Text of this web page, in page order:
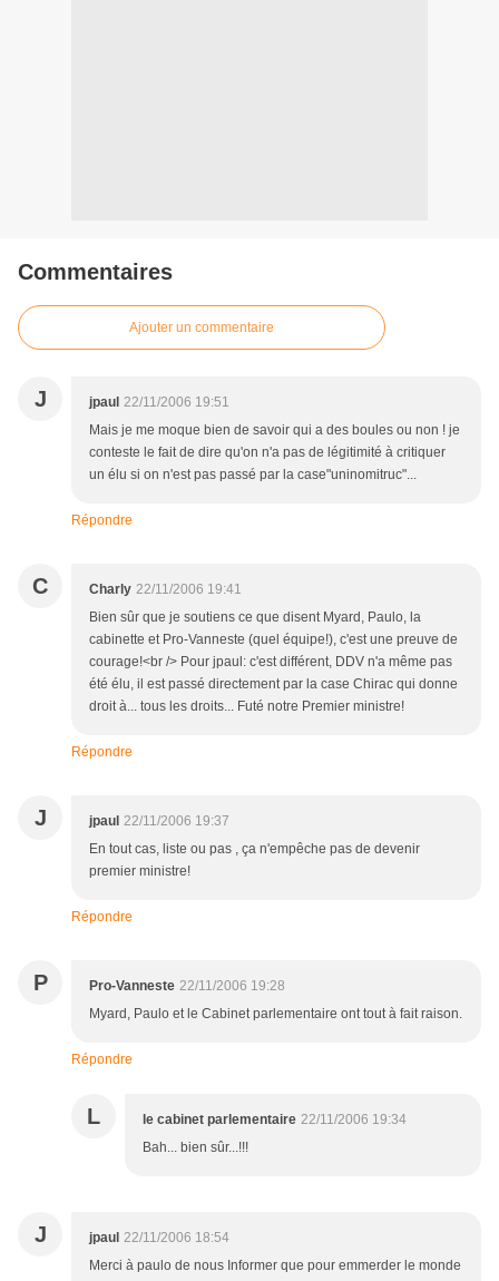
Commentaires
Ajouter un commentaire
J jpaul 22/11/2006 19:51
Mais je me moque bien de savoir qui a des boules ou non ! je
conteste le fait de dire qu'on n'a pas de légitimité à critiquer
un élu si on n'est pas passé par la case"uninomitruc"...
Répondre
C Charly 22/11/2006 19:41
Bien sûr que je soutiens ce que disent Myard, Paulo, la
cabinette et Pro-Vanneste (quel équipe!), c'est une preuve de
courage!<br /> Pour jpaul: c'est différent, DDV n'a même pas
été élu, il est passé directement par la case Chirac qui donne
droit à... tous les droits... Futé notre Premier ministre!
Répondre
J jpaul 22/11/2006 19:37
En tout cas, liste ou pas , ça n'empêche pas de devenir
premier ministre!
Répondre
P Pro-Vanneste 22/11/2006 19:28
Myard, Paulo et le Cabinet parlementaire ont tout à fait raison.
Répondre
L le cabinet parlementaire 22/11/2006 19:34
Bah... bien sûr...!!!
J jpaul 22/11/2006 18:54
Merci à paulo de nous Informer que pour emmerder le monde